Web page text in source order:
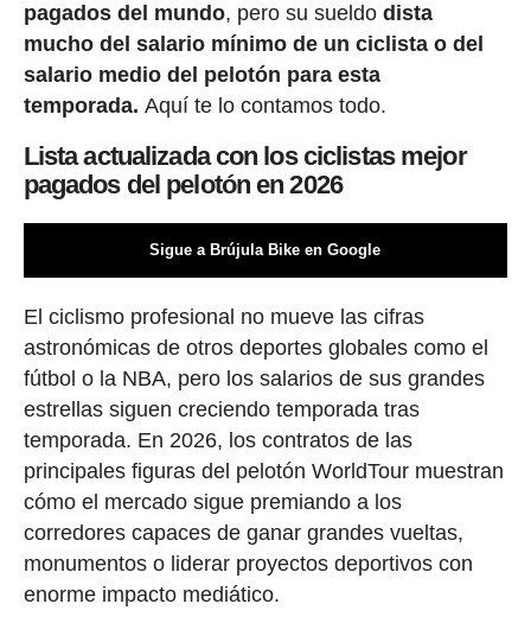
pagados del mundo, pero su sueldo dista
mucho del salario mínimo de un ciclista o del
salario medio del pelotón para esta
temporada. Aquí te lo contamos todo.
Lista actualizada con los ciclistas mejor
pagados del pelotón en 2026
Sigue a Brújula Bike en Google
El ciclismo profesional no mueve las cifras
astronómicas de otros deportes globales como el
fútbol o la NBA, pero los salarios de sus grandes
estrellas siguen creciendo temporada tras
temporada. En 2026, los contratos de las
principales figuras del pelotón WorldTour muestran
cómo el mercado sigue premiando a los
corredores capaces de ganar grandes vueltas,
monumentos o liderar proyectos deportivos con
enorme impacto mediático.